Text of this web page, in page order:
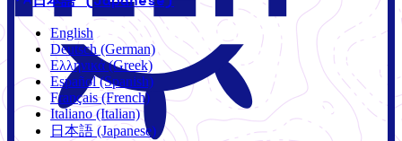
English
Deutsch (German)
Ελληνικά (Greek)
Español (Spanish)
Français (French)
Italiano (Italian)
日本語 (Japanese)